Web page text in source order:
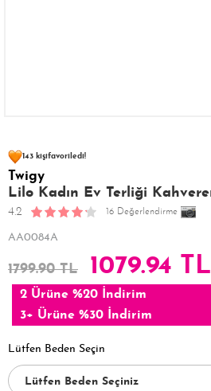
143 kişifavoriledi!
35 kişi
206 kişi
Twigy
Lilo Kadın Ev Terliği
4.2 16 Değerlendirme
AA0084A
1799.90 TL 1079.94 TL
2 Ürüne %20 İndirim
3+ Ürüne %30 İndirim
Lütfen Beden Seçin